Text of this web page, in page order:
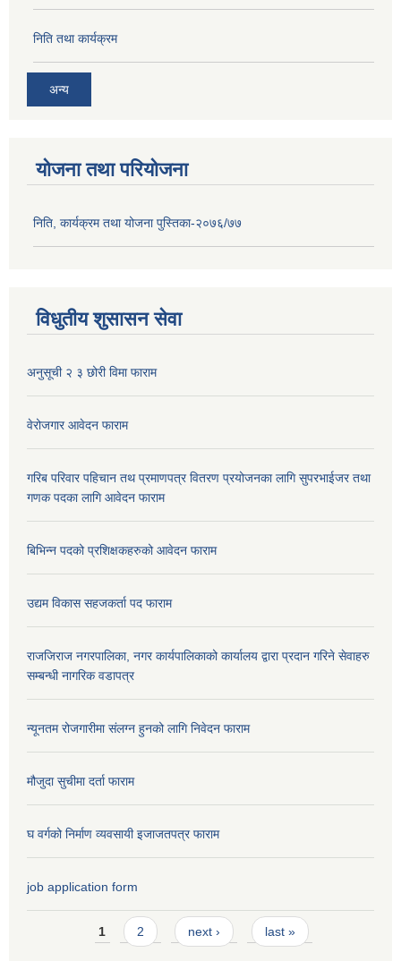
निति तथा कार्यक्रम
अन्य
योजना तथा परियोजना
निति, कार्यक्रम तथा योजना पुस्तिका-२०७६/७७
विधुतीय शुसासन सेवा
अनुसूची २ ३ छोरी विमा फाराम
वेरोजगार आवेदन फाराम
गरिब परिवार पहिचान तथ प्रमाणपत्र वितरण प्रयोजनका लागि सुपरभाईजर तथा
गणक पदका लागि आवेदन फाराम
बिभिन्न पदको प्रशिक्षकहरुको आवेदन फाराम
उद्यम विकास सहजकर्ता पद फाराम
राजजिराज नगरपालिका, नगर कार्यपालिकाको कार्यालय द्वारा प्रदान गरिने सेवाहरु
सम्बन्धी नागरिक वडापत्र
न्यूनतम रोजगारीमा संलग्न हुनको लागि निवेदन फाराम
मौजुदा सुचीमा दर्ता फाराम
घ वर्गको निर्माण व्यवसायी इजाजतपत्र फाराम
job application form
Pages1 2 next › last »